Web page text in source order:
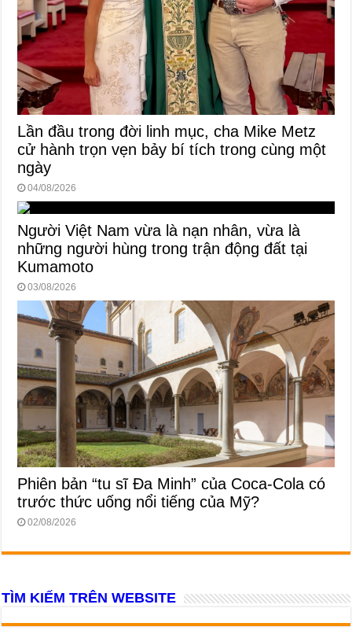
Lần đầu trong đời linh mục, cha Mike Metz
cử hành trọn vẹn bảy bí tích trong cùng một
ngày
04/08/2026
Người Việt Nam vừa là nạn nhân, vừa là
những người hùng trong trận động đất tại
Kumamoto
03/08/2026
Phiên bản “tu sĩ Đa Minh” của Coca-Cola có
trước thức uống nổi tiếng của Mỹ?
02/08/2026
TÌM KIẾM TRÊN WEBSITE